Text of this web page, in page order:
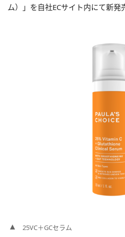
ム）」を自社ECサイト内にて新発
25VC＋GCセラム